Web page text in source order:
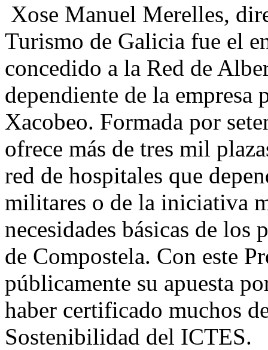
Xose Manuel Merelles,
Turismo de Galicia fue el
concedido a la Red de
dependiente de la
Xacobeo. Formada por
ofrece más de tres mil
red de hospitales que
militares o de la iniciativa
necesidades básicas de los
de Compostela. Con este
públicamente su apuesta
haber certificado muchos
Sostenibilidad del ICTES.